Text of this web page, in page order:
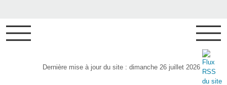
Dernière mise à jour du site : dimanche 26 juillet 2026